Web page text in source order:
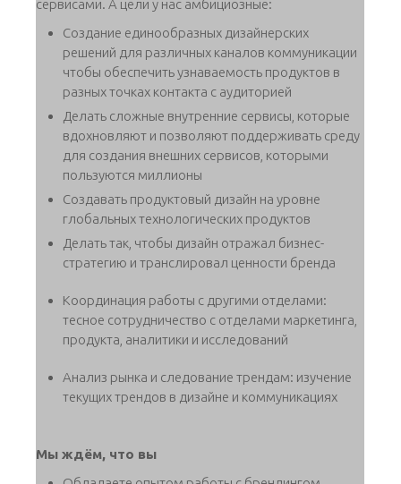
сервисами. А цели у нас амбициозные:
Создание единообразных дизайнерских
решений для различных каналов коммуникации
чтобы обеспечить узнаваемость продуктов в
разных точках контакта с аудиторией
Делать сложные внутренние сервисы, которые
вдохновляют и позволяют поддерживать среду
для создания внешних сервисов, которыми
пользуются миллионы
Создавать продуктовый дизайн на уровне
глобальных технологических продуктов
Делать так, чтобы дизайн отражал бизнес-
стратегию и транслировал ценности бренда
Координация работы с другими отделами:
тесное сотрудничество с отделами маркетинга,
продукта, аналитики и исследований
Анализ рынка и следование трендам: изучение
текущих трендов в дизайне и коммуникациях
Мы ждём, что вы